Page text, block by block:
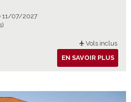
11/07/2027
Vols inclus
EN SAVOIR PLUS